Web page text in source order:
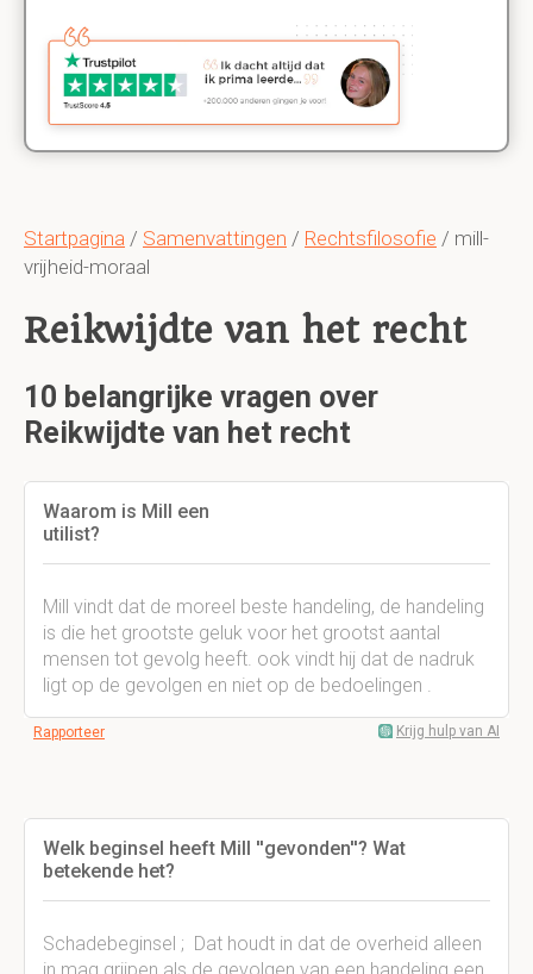
Startpagina / Samenvattingen / Rechtsfilosofie / mill-
vrijheid-moraal
Reikwijdte van het recht
10 belangrijke vragen over
Reikwijdte van het recht
Waarom is Mill een
Mill vindt dat de moreel beste handeling, de handeling
is die het grootste geluk voor het grootst aantal
mensen tot gevolg heeft. ook vindt hij dat de nadruk
ligt op de gevolgen en niet op de bedoelingen .
Rapporteer Krijg hulp van AI
Welk beginsel heeft Mill ''gevonden''? Wat
betekende het?
Schadebeginsel ; Dat houdt in dat de overheid alleen